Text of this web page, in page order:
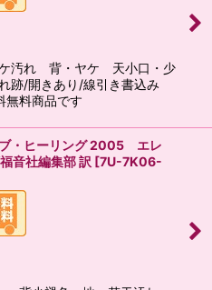
汚れ 背・ヤケ 天小口・少
跡/開きあり/線引き書込み
料商品です
ブ・ヒーリング 2005 エレ
音社編集部 訳 [7U-7K06-